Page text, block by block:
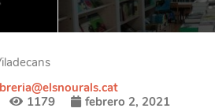
1179 febrero 2, 2021